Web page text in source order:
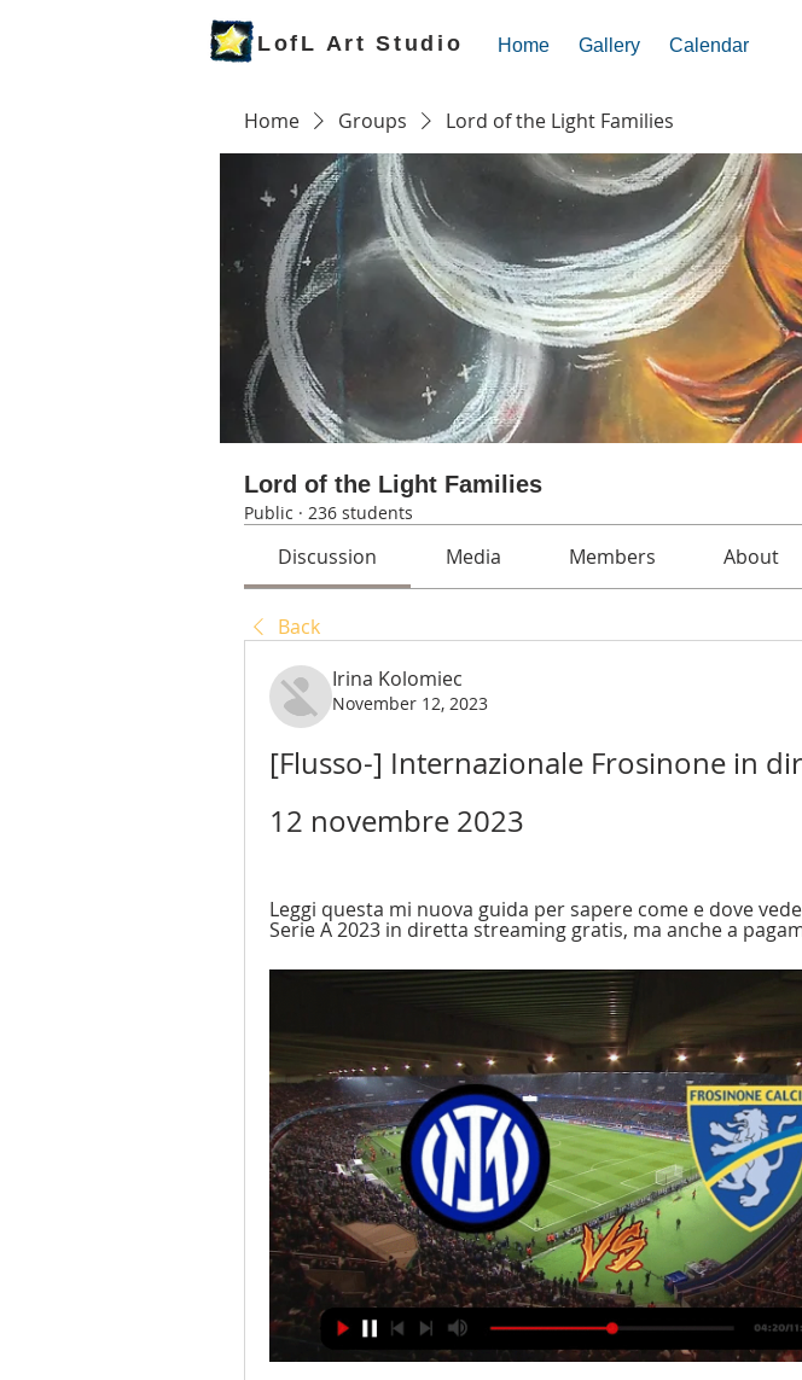
LofL Art Studio Home Gallery Calendar
Home Groups Lord of the Light Families
Lord of the Light Families
Public · 236 students
Discussion Media Members About
Back
Irina Kolomiec
November 12, 2023
[Flusso-] Internazionale Frosinone in
12 novembre 2023
Leggi questa mi nuova guida per sapere come e dove
Serie A 2023 in diretta streaming gratis, ma anche a